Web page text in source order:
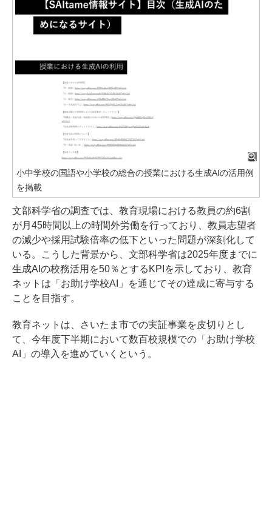
小中学校の国語や小学校の総合の授業における生成AIの活用例
を掲載
文部科学省の調査では、教育現場における教員の約6割
が月45時間以上の時間外労働を行っており、教員志望者
の減少や採用試験倍率の低下といった問題が深刻化して
いる。こうした背景から、文部科学省は2025年度までに
生成AIの校務活用を50％とするKPIを示しており、教育
ネットは「お助け学校AI」を通じてその達成に寄与する
ことを目指す。
教育ネットは、さいたま市での実証事業を皮切りとし
て、今年度下半期において数百校規模での「お助け学校
AI」の導入を進めていくという。